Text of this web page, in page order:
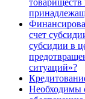
счет
субсидии в
ситуаций»?
Необходимы